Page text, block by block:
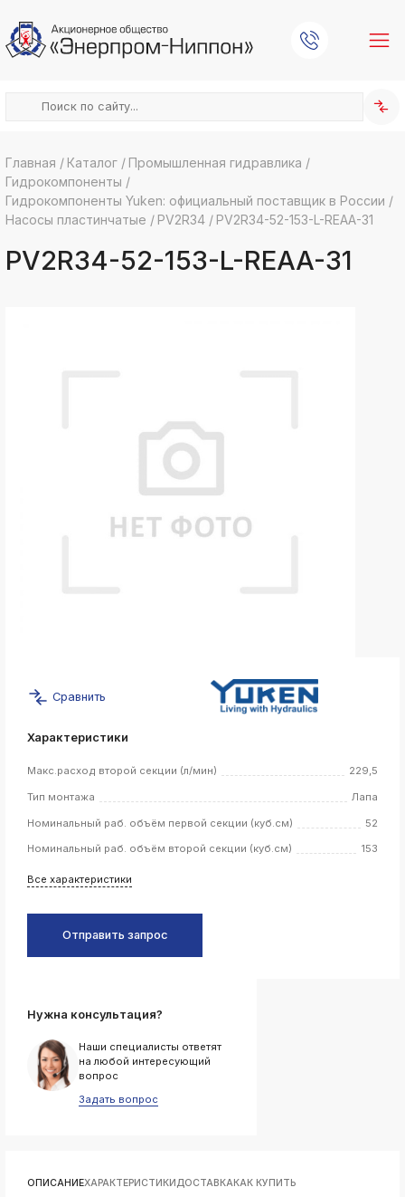
k
ksldkfjsdlfkjsls;ldfkgjsdl;kfkфыва
k
k
ksldkfjsdlfkjsls;ldfkgjsdl;kfkфыва
ksldkfjsdlfkjsls;ldfkgjsdl;kfkфыва
ksldkfjsdlfkjsls;ldfkgjsdl;kfkфыва
ksldkfjsdlfkjsls;ldfkgjsdl;kfkфыва
ksldkfjsdlfkjsls;ldfkgjsdl;kfkфыва
k
ksldkfjsdlfkjsls;ldfkgjsdl;kfkфыва
k
ksldkfjsdlfkjsls;ldfkgjsdl;kfkфыва
ksldkfjsdlfkjsls;ldfkgjsdl;kfkфыва
k
ksldkfjsdlfkjsls;ldfkgjsdl;kfkфыва
ksldkfjsdlfkjsls;ldfkgjsdl;kfkфыва
ksldkfjsdlfkjsls;ldfkgjsdl;kfkфыва
Главная / Каталог / Промышленная гидравлика /
Гидрокомпоненты /
Гидрокомпоненты Yuken: официальный поставщик в России /
Насосы пластинчатые / PV2R34 / PV2R34-52-153-L-REAA-31
PV2R34-52-153-L-REAA-31
Сравнить
Характеристики
Макс.расход второй секции (л/мин) 229,5
Тип монтажа Лапа
Номинальный раб. объём первой секции (куб.см) 52
Номинальный раб. объём второй секции (куб.см) 153
Все характеристики
Отправить запрос
Нужна консультация?
Наши специалисты ответят
на любой интересующий
вопрос
Задать вопрос
ОПИСАНИЕХАРАКТЕРИСТИКИ ДОСТАВКАКАК КУПИТЬ